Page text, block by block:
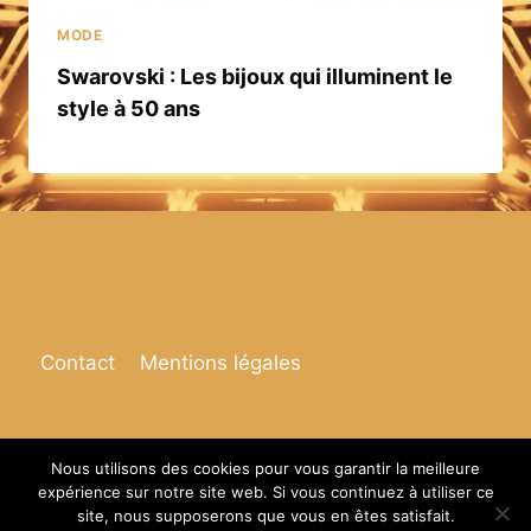
MODE
Swarovski : Les bijoux qui illuminent le
style à 50 ans
Contact Mentions légales
© 2026 Espace de vie
Nous utilisons des cookies pour vous garantir la meilleure
expérience sur notre site web. Si vous continuez à utiliser ce
site, nous supposerons que vous en êtes satisfait.